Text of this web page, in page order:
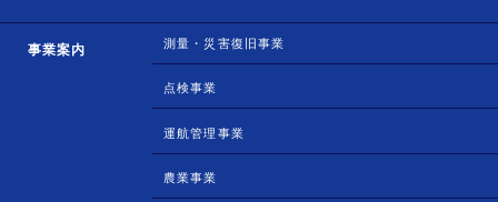
事業案内 測量・災害復旧事業
点検事業
運航管理事業
農業事業